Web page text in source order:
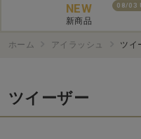
08/03
NEW
新商品
ホーム アイラッシュ ツイ
ツイーザー